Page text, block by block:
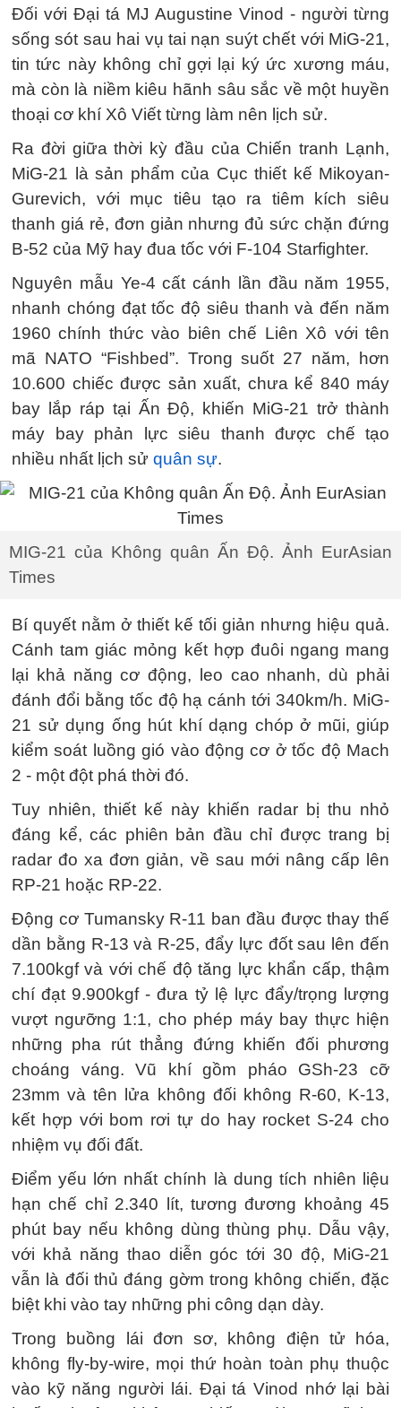
Đối với Đại tá MJ Augustine Vinod - người từng
sống sót sau hai vụ tai nạn suýt chết với MiG-21,
tin tức này không chỉ gợi lại ký ức xương máu,
mà còn là niềm kiêu hãnh sâu sắc về một huyền
thoại cơ khí Xô Viết từng làm nên lịch sử.
Ra đời giữa thời kỳ đầu của Chiến tranh Lạnh,
MiG-21 là sản phẩm của Cục thiết kế Mikoyan-
Gurevich, với mục tiêu tạo ra tiêm kích siêu
thanh giá rẻ, đơn giản nhưng đủ sức chặn đứng
B-52 của Mỹ hay đua tốc với F-104 Starfighter.
Nguyên mẫu Ye-4 cất cánh lần đầu năm 1955,
nhanh chóng đạt tốc độ siêu thanh và đến năm
1960 chính thức vào biên chế Liên Xô với tên
mã NATO “Fishbed”. Trong suốt 27 năm, hơn
10.600 chiếc được sản xuất, chưa kể 840 máy
bay lắp ráp tại Ấn Độ, khiến MiG-21 trở thành
máy bay phản lực siêu thanh được chế tạo
nhiều nhất lịch sử quân sự.
MIG-21 của Không quân Ấn Độ. Ảnh EurAsian
Times
Bí quyết nằm ở thiết kế tối giản nhưng hiệu quả.
Cánh tam giác mỏng kết hợp đuôi ngang mang
lại khả năng cơ động, leo cao nhanh, dù phải
đánh đổi bằng tốc độ hạ cánh tới 340km/h. MiG-
21 sử dụng ống hút khí dạng chóp ở mũi, giúp
kiểm soát luồng gió vào động cơ ở tốc độ Mach
2 - một đột phá thời đó.
Tuy nhiên, thiết kế này khiến radar bị thu nhỏ
đáng kể, các phiên bản đầu chỉ được trang bị
radar đo xa đơn giản, về sau mới nâng cấp lên
RP-21 hoặc RP-22.
Động cơ Tumansky R-11 ban đầu được thay thế
dần bằng R-13 và R-25, đẩy lực đốt sau lên đến
7.100kgf và với chế độ tăng lực khẩn cấp, thậm
chí đạt 9.900kgf - đưa tỷ lệ lực đẩy/trọng lượng
vượt ngưỡng 1:1, cho phép máy bay thực hiện
những pha rút thẳng đứng khiến đối phương
choáng váng. Vũ khí gồm pháo GSh-23 cỡ
23mm và tên lửa không đối không R-60, K-13,
kết hợp với bom rơi tự do hay rocket S-24 cho
nhiệm vụ đối đất.
Điểm yếu lớn nhất chính là dung tích nhiên liệu
hạn chế chỉ 2.340 lít, tương đương khoảng 45
phút bay nếu không dùng thùng phụ. Dẫu vậy,
với khả năng thao diễn góc tới 30 độ, MiG-21
vẫn là đối thủ đáng gờm trong không chiến, đặc
biệt khi vào tay những phi công dạn dày.
Trong buồng lái đơn sơ, không điện tử hóa,
không fly-by-wire, mọi thứ hoàn toàn phụ thuộc
vào kỹ năng người lái. Đại tá Vinod nhớ lại bài